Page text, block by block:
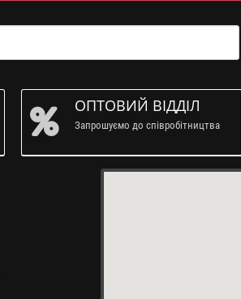
ОПТОВИЙ ВІДДІЛ
Запрошуємо до співробітництва